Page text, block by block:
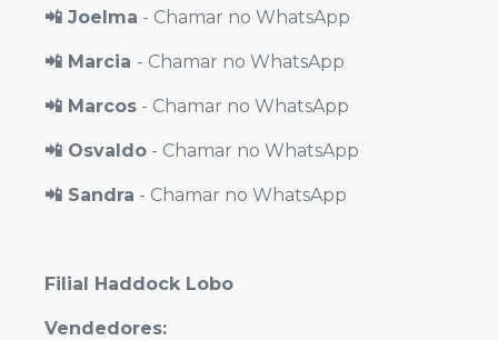
📲 Joelma - Chamar no WhatsApp
📲 Marcia - Chamar no WhatsApp
📲 Marcos - Chamar no WhatsApp
📲 Osvaldo - Chamar no WhatsApp
📲 Sandra - Chamar no WhatsApp
Filial Haddock Lobo
Vendedores: